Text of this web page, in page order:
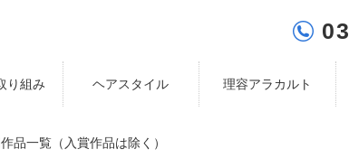
り組み ヘアスタイル 理容アラカルト
品一覧（入賞作品は除く）